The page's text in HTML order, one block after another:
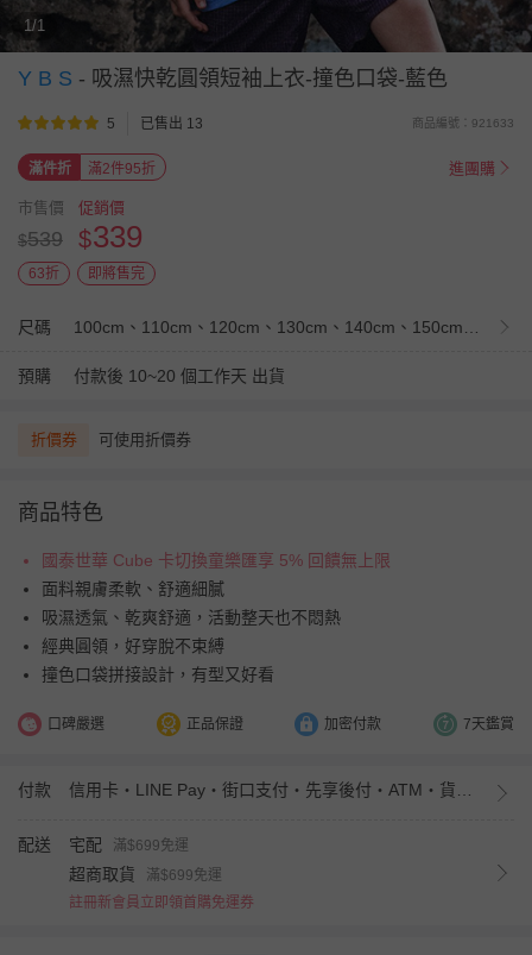
1/1
Y B S - 吸濕快乾圓領短袖上衣-撞色口袋-藍色
5 已售出 13 商品編號：921633
滿件折 滿2件95折 進團購
市售價
$539
促銷價
$339
63折 即將售完
尺碼
預購 付款後 10~20 個工作天 出貨
折價券 可使用折價券
商品特色
國泰世華 Cube 卡切換童樂匯享 5% 回饋無上限
面料親膚柔軟、舒適細膩
吸濕透氣、乾爽舒適，活動整天也不悶熱
經典圓領，好穿脫不束縛
撞色口袋拼接設計，有型又好看
口碑嚴選 正品保證 加密付款 7天鑑賞
付款
配送 宅配 滿$699免運
超商取貨
滿$699免運
註冊新會員立即領首購免運券